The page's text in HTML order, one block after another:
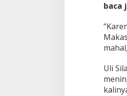
baca
Uli